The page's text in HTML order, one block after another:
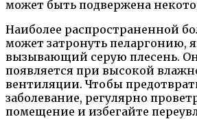
может быть подвержена
Наиболее распространенной
может затронуть пеларгонию,
вызывающий серую плесень.
появляется при высокой
вентиляции. Чтобы
заболевание, регулярно
помещение и избегайте